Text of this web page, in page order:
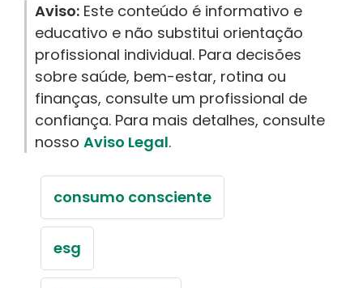
Aviso: Este conteúdo é informativo e
educativo e não substitui orientação
profissional individual. Para decisões
sobre saúde, bem-estar, rotina ou
finanças, consulte um profissional de
confiança. Para mais detalhes, consulte
nosso Aviso Legal.
consumo consciente
esg